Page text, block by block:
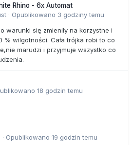
Rhino - 6x Automat
· Opublikowano 3 godziny temu
warunki się zmieniły na korzystne i
% wilgotności. Cała trójka robi to co
marudzi i przyjmuje wszystko co
18 godzin temu
· Opublikowano 19 godzin temu